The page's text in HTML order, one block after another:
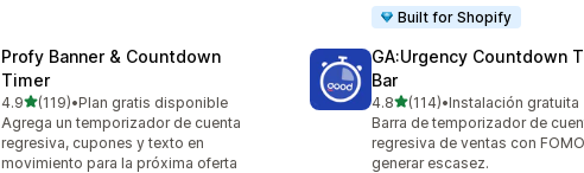
Built for Shopify
Profy Banner & Countdown
Timer
4.9de 5 estrellas
(119)
119 reseñas en total
•Plan gratis disponible
Agrega un temporizador de cuenta
regresiva, cupones y texto en
movimiento para la próxima oferta
GA:Urgency Countdown
Bar
4.8de 5 estrellas
(114)
114 reseñas en total
•Instalación gratuita
Barra de temporizador de
regresiva de ventas con
generar escasez.